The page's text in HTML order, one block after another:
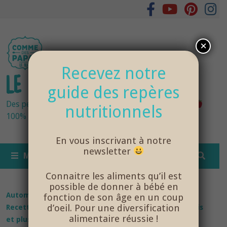
LE BLOG DES PAPAS
Des petits pots bébés fraîchement cuisinés
100% bio et de saison… et cela change tout !
MENU
Automne /Eté/Hiver/Printemps/Recettes bébé
Recettes bébé 12 mois et plus / Recettes bébé 15 mois
et plus
Recettes bébé 18 mois et plus
Recevez notre
guide des repères
nutritionnels
En vous inscrivant à notre
newsletter
Connaitre les aliments qu’il est
possible de donner à bébé en
fonction de son âge en un coup
d’oeil. Pour une diversification
alimentaire réussie !
×